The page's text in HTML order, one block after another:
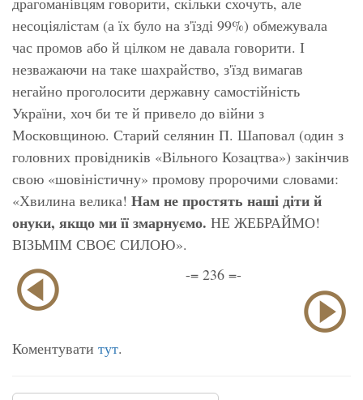
несоціялістам (а їх було на з'їзді 99%) обмежувала
час промов або й цілком не давала говорити. І
незважаючи на таке шахрайство, з'їзд вимагав
негайно проголосити державну самостійність
України, хоч би те й привело до війни з
Московщиною. Старий селянин П. Шаповал (один з
головних провідників «Вільного Козацтва») закінчив
свою «шовіністичну» промову пророчими словами:
«Хвилина велика! Нам не простять наші діти й
онуки, якщо ми її змарнуємо. НЕ ЖЕБРАЙМО!
ВІЗЬМІМ СВОЄ СИЛОЮ».
-= 236 =-
Коментувати тут.